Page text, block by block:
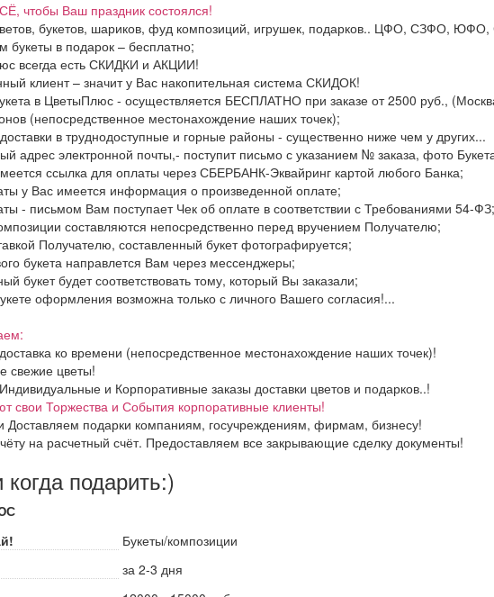
чтобы Ваш праздник состоялся!
букетов, шариков, фуд композиций, игрушек, подарков.. ЦФО, СЗФО,
букеты в подарок – бесплатно;
всегда есть СКИДКИ и АКЦИИ!
клиент – значит у Вас накопительная система СКИДОК!
в ЦветыПлюс - осуществляется БЕСПЛАТНО при заказе от 2500 руб.,
(непосредственное местонахождение наших точек);
в труднодоступные и горные районы - существенно ниже чем у других...
адрес электронной почты,- поступит письмо с указанием № заказа, фото
ссылка для оплаты через СБЕРБАНК-Эквайринг картой любого Банка;
у Вас имеется информация о произведенной оплате;
- письмом Вам поступает Чек об оплате в соответствии с Требованиями 54-ФЗ;
составляются непосредственно перед вручением Получателю;
Получателю, составленный букет фотографируется;
букета направлется Вам через мессенджеры;
букет будет соответствовать тому, который Вы заказали;
оформления возможна только с личного Вашего согласия!...
ко времени (непосредственное местонахождение наших точек)!
свежие цветы!
и Корпоративные заказы доставки цветов и подарков..!
свои Торжества и События корпоративные клиенты!
Доставляем подарки компаниям, госучреждениям, фирмам, бизнесу!
на расчетный счёт. Предоставляем все закрывающие сделку документы!
подарить:)
Букеты/композиции
за 2-3 дня